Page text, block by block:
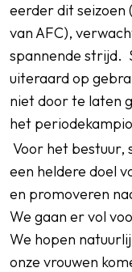
eerder dit seizoen
van AFC),
spannende strijd.
uiteraard op
niet door te laten
het
Voor het bestuur,
een heldere doel
en promoveren
We gaan er vol
We hopen
onze vrouwen